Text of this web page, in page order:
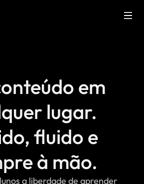
em
lugar.
fluido e
à mão.
a liberdade de aprender